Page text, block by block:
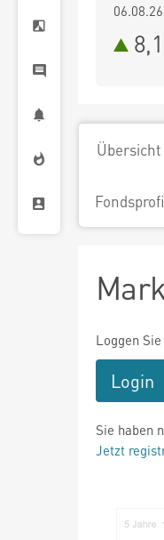
06.08.26
Übersicht
Loggen
Login
Sie haben
Jetzt